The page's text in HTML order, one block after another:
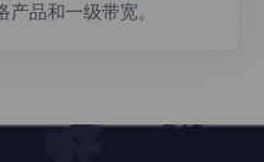
品和一级带宽。